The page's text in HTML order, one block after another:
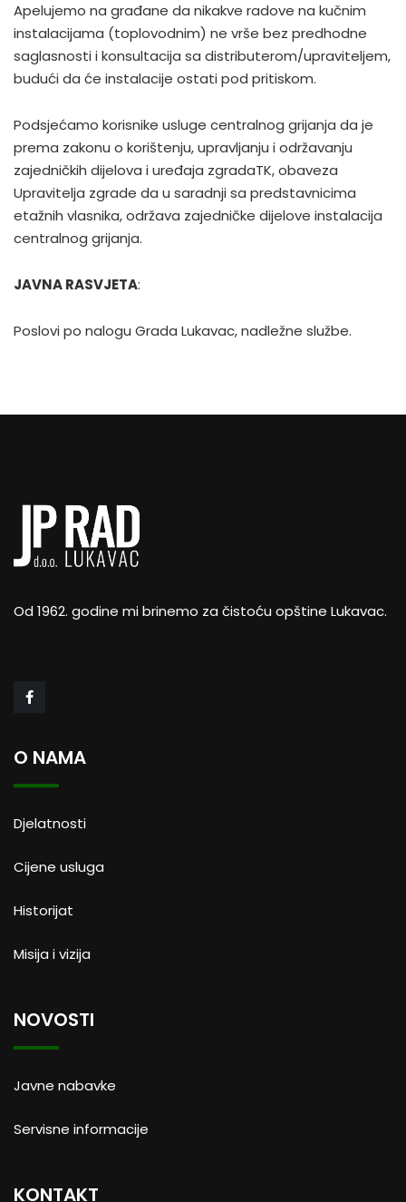
Apelujemo na građane da nikakve radove na kučnim
instalacijama (toplovodnim) ne vrše bez predhodne
saglasnosti i konsultacija sa distributerom/upraviteljem,
budući da će instalacije ostati pod pritiskom.
Podsjećamo korisnike usluge centralnog grijanja da je
prema zakonu o korištenju, upravljanju i održavanju
zajedničkih dijelova i uređaja zgradaTK, obaveza
Upravitelja zgrade da u saradnji sa predstavnicima
etažnih vlasnika, održava zajedničke dijelove instalacija
centralnog grijanja.
JAVNA RASVJETA:
Poslovi po nalogu Grada Lukavac, nadležne službe.
Od 1962. godine mi brinemo za čistoću opštine Lukavac.
O NAMA
Djelatnosti
Cijene usluga
Historijat
Misija i vizija
NOVOSTI
Javne nabavke
Servisne informacije
KONTAKT